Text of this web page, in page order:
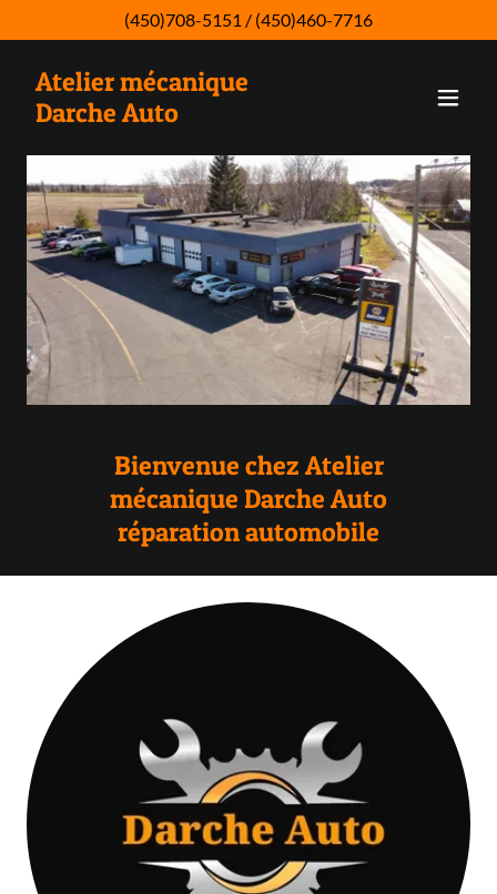
(450)708-5151 / (450)460-7716
Atelier mécanique
Darche Auto
Bienvenue chez Atelier
mécanique Darche Auto
réparation automobile